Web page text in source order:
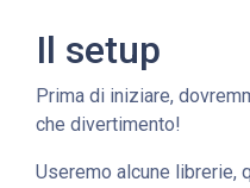
Il setup
Prima di iniziare,
che divertimento!
Useremo alcune librerie,